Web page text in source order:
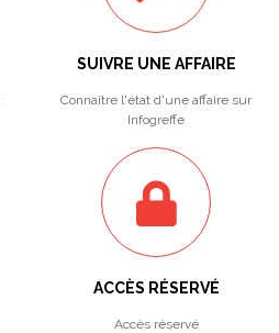
SUIVRE UNE AFFAIRE
Connaître l'état d'une affaire sur
Infogreffe
ACCÈS RÉSERVÉ
Accès réservé